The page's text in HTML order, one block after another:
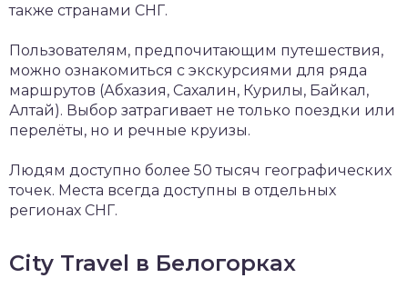
также странами СНГ.
Пользователям, предпочитающим путешествия,
можно ознакомиться с экскурсиями для ряда
маршрутов (Абхазия, Сахалин, Курилы, Байкал,
Алтай). Выбор затрагивает не только поездки или
перелёты, но и речные круизы.
Людям доступно более 50 тысяч географических
точек. Места всегда доступны в отдельных
регионах СНГ.
City Travel в Белогорках